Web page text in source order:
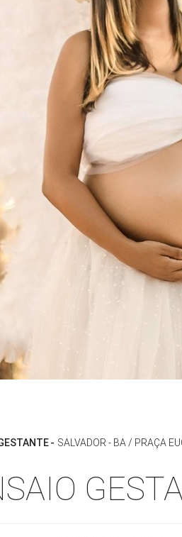
SALVADOR - BA / PRAÇA